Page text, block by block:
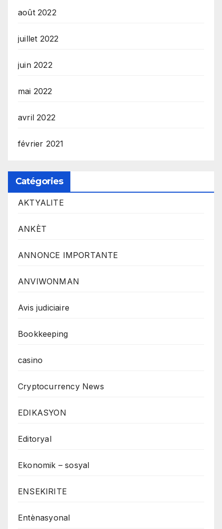
août 2022
juillet 2022
juin 2022
mai 2022
avril 2022
février 2021
Catégories
AKTYALITE
ANKÈT
ANNONCE IMPORTANTE
ANVIWONMAN
Avis judiciaire
Bookkeeping
casino
Cryptocurrency News
EDIKASYON
Editoryal
Ekonomik – sosyal
ENSEKIRITE
Entènasyonal